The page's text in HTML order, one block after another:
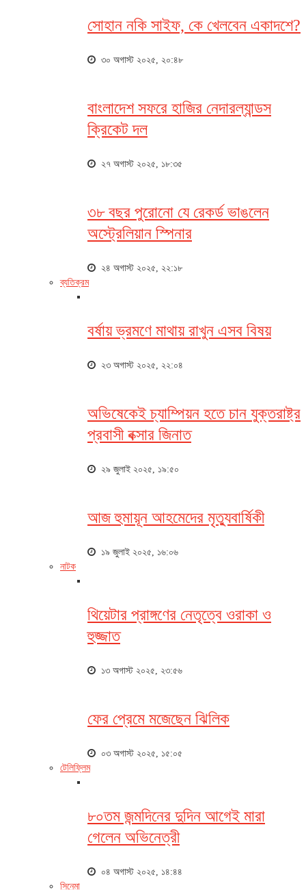
সোহান নকি সাইফ, কে খেলবেন একাদশে?
৩০ অগাস্ট ২০২৫, ২০:৪৮
বাংলাদেশ সফরে হাজির নেদারল্যান্ডস
ক্রিকেট দল
২৭ অগাস্ট ২০২৫, ১৮:৩৫
৩৮ বছর পুরোনো যে রেকর্ড ভাঙলেন
অস্ট্রেলিয়ান স্পিনার
২৪ অগাস্ট ২০২৫, ২২:১৮
ব্যতিক্রম
বর্ষায় ভ্রমণে মাথায় রাখুন এসব বিষয়
২৩ অগাস্ট ২০২৫, ২২:০৪
অভিষেকেই চ্যাম্পিয়ন হতে চান যুক্তরাষ্ট্র
প্রবাসী বক্সার জিনাত
২৯ জুলাই ২০২৫, ১৯:৫০
আজ হুমায়ূন আহমেদের মৃত্যুবার্ষিকী
১৯ জুলাই ২০২৫, ১৬:০৬
নাটক
থিয়েটার প্রাঙ্গণের নেতৃত্বে ওরাকা ও
হুজ্জাত
১৩ অগাস্ট ২০২৫, ২৩:৫৬
ফের প্রেমে মজেছেন ঝিলিক
০৩ অগাস্ট ২০২৫, ১৫:০৫
টেলিফ্লিম
৮০তম জন্মদিনের দুদিন আগেই মারা
গেলেন অভিনেত্রী
০৪ অগাস্ট ২০২৫, ১৪:৪৪
সিনেমা